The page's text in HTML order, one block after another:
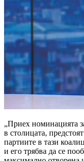
„Приех номинацията
в столицата,
партиите в тази
и его трябва да се